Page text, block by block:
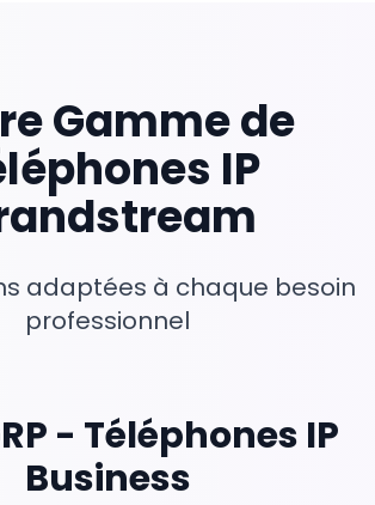
Gamme de
IP
adaptées à chaque besoin
professionnel
- Téléphones IP
Business